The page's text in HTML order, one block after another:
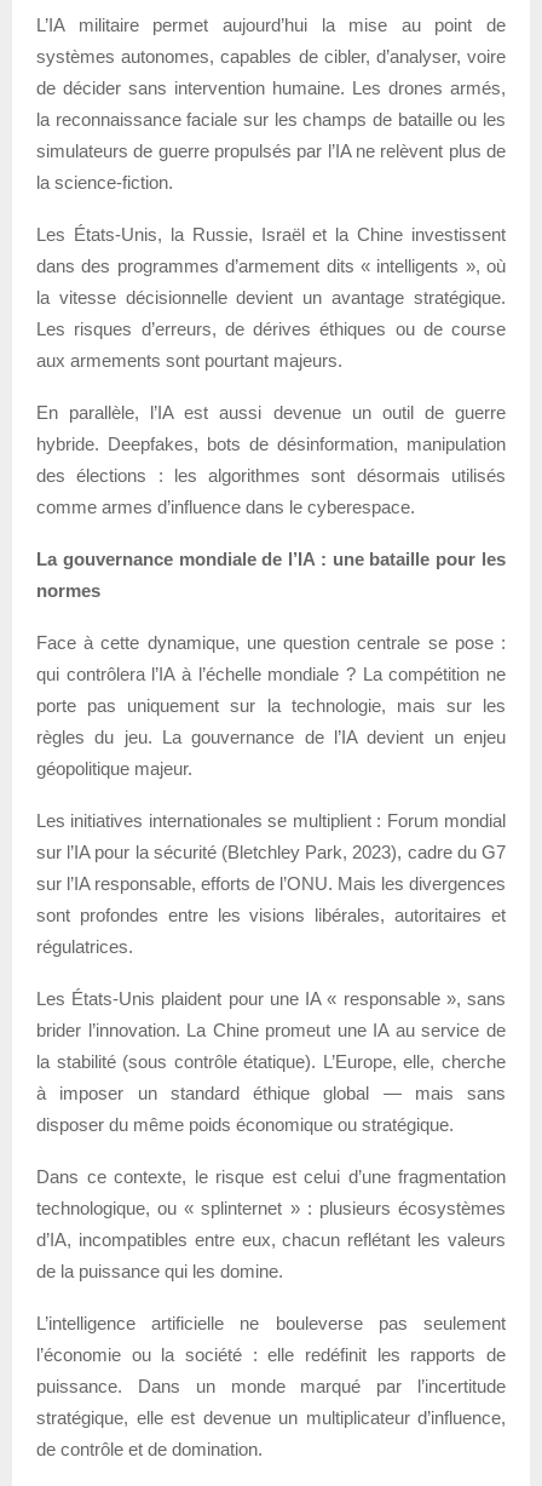
L’IA militaire permet aujourd’hui la mise au point de
systèmes autonomes, capables de cibler, d’analyser, voire
de décider sans intervention humaine. Les drones armés,
la reconnaissance faciale sur les champs de bataille ou les
simulateurs de guerre propulsés par l’IA ne relèvent plus de
la science-fiction.
Les États-Unis, la Russie, Israël et la Chine investissent
dans des programmes d’armement dits « intelligents », où
la vitesse décisionnelle devient un avantage stratégique.
Les risques d’erreurs, de dérives éthiques ou de course
aux armements sont pourtant majeurs.
En parallèle, l’IA est aussi devenue un outil de guerre
hybride. Deepfakes, bots de désinformation, manipulation
des élections : les algorithmes sont désormais utilisés
comme armes d’influence dans le cyberespace.
La gouvernance mondiale de l’IA : une bataille pour les
normes
Face à cette dynamique, une question centrale se pose :
qui contrôlera l’IA à l’échelle mondiale ? La compétition ne
porte pas uniquement sur la technologie, mais sur les
règles du jeu. La gouvernance de l’IA devient un enjeu
géopolitique majeur.
Les initiatives internationales se multiplient : Forum mondial
sur l’IA pour la sécurité (Bletchley Park, 2023), cadre du G7
sur l’IA responsable, efforts de l’ONU. Mais les divergences
sont profondes entre les visions libérales, autoritaires et
régulatrices.
Les États-Unis plaident pour une IA « responsable », sans
brider l’innovation. La Chine promeut une IA au service de
la stabilité (sous contrôle étatique). L’Europe, elle, cherche
à imposer un standard éthique global — mais sans
disposer du même poids économique ou stratégique.
Dans ce contexte, le risque est celui d’une fragmentation
technologique, ou « splinternet » : plusieurs écosystèmes
d’IA, incompatibles entre eux, chacun reflétant les valeurs
de la puissance qui les domine.
L’intelligence artificielle ne bouleverse pas seulement
l’économie ou la société : elle redéfinit les rapports de
puissance. Dans un monde marqué par l’incertitude
stratégique, elle est devenue un multiplicateur d’influence,
de contrôle et de domination.